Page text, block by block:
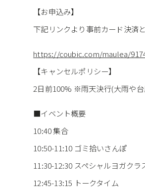
【お申込み】
下記リンクより事前カード決済
https://coubic.com/maulea/
【キャンセルポリシー】
2日前100% ※雨天決行(大雨や
■イベント概要
10:40 集合
10:50-11:10 ゴミ拾いさんぽ
11:30-12:30 スペシャルヨガクラ
12:45-13:15 トークタイム